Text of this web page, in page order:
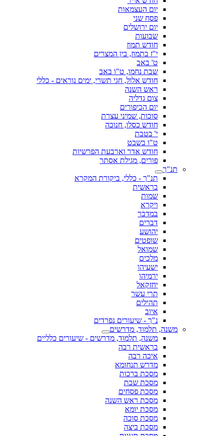
יום העצמאות
פסח שני
יום ירושלים
שבועות
חודש תמוז
י"ז בתמוז, בין המצרים
ט' באב
שבת נחמו, ט"ו באב
חודש אלול, חגי תשרי, ימים נוראים - כללי
ראש השנה
צום גדליה
יום הכיפורים
סוכות, שמיני עצרת
חודש כסלו, חנוכה
י' בטבת
ט"ו בשבט
חודש אדר וארבעת הפרשיות
פורים, מגילת אסתר
תנ"ך
תנ"ך - כללי, ביקורת המקרא
בראשית
שמות
ויקרא
במדבר
דברים
יהושע
שופטים
שמואל
מלכים
ישעיהו
ירמיהו
יחזקאל
תרי עשר
תהילים
איוב
נ"ך - שיעורים נפרדים
משנה, תלמוד, מדרשים
משנה, תלמוד, מדרשים - שיעורים כלליים
בראשית רבה
איכה רבה
מדרש תנחומא
מסכת ברכות
מסכת שבת
מסכת פסחים
מסכת ראש השנה
מסכת יומא
מסכת סוכה
מסכת ביצה